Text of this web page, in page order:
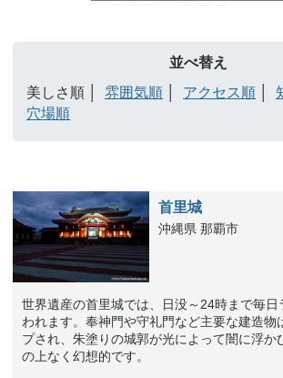
並べ替え
美しさ順
雰囲気順 アクセス順
穴場順
首里城
沖縄県 那覇市
世界遺産の首里城では、日没～24時まで毎日
われます。奉神門や守礼門など主要な建造物
プされ、朱塗りの城郭が光によって闇に浮か
の上なく幻想的です。